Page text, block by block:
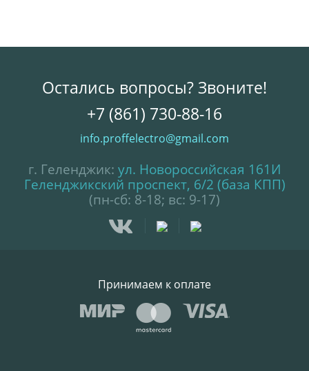
Остались вопросы? Звоните!
+7 (861) 730-88-16
info.proffelectro@gmail.com
г. Геленджик: ул. Новороссийская 161И
Геленджикский проспект, 6/2 (база КПП)
(пн-сб: 8-18; вс: 9-17)
Принимаем к оплате